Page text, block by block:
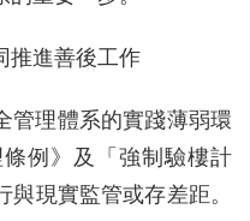
推進善後工作
管理體系的實踐薄弱環
例》及「強制驗樓計
現實監管或存差距。